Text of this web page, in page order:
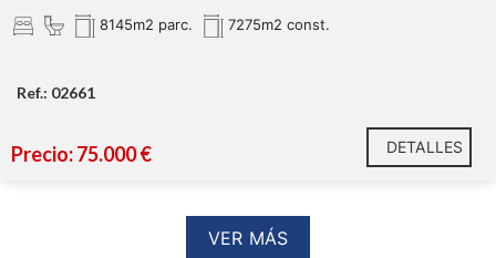
8145m2 parc. 7275m2 const.
Ref.: 02661
Precio: 75.000 € DETALLES
VER MÁS